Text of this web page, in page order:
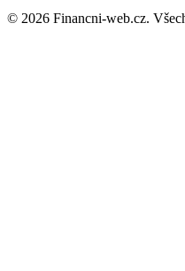
© 2026 Financni-web.cz.